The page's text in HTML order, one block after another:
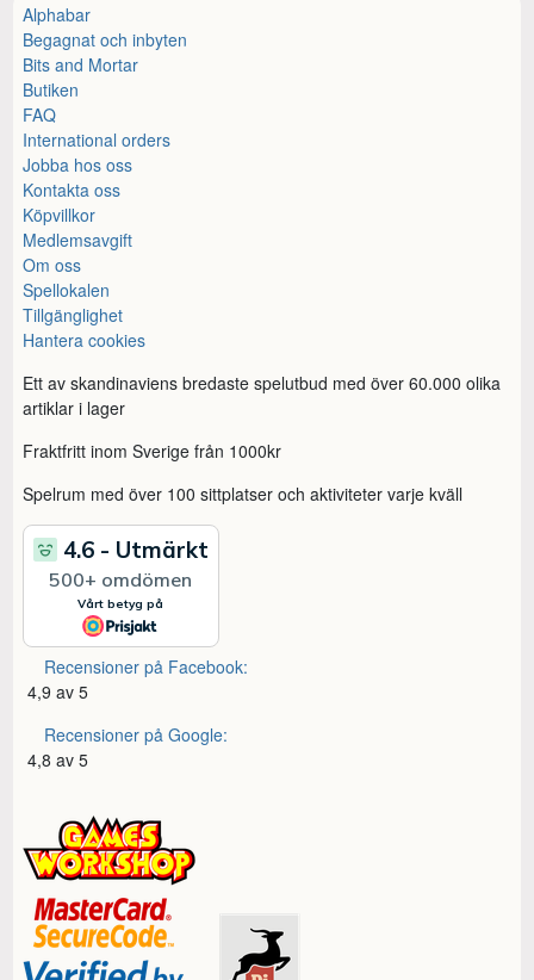
Alphabar
Begagnat och inbyten
Bits and Mortar
Butiken
FAQ
International orders
Jobba hos oss
Kontakta oss
Köpvillkor
Medlemsavgift
Om oss
Spellokalen
Tillgänglighet
Hantera cookies
Ett av skandinaviens bredaste spelutbud med över 60.000 olika
artiklar i lager
Fraktfritt inom Sverige från 1000kr
Spelrum med över 100 sittplatser och aktiviteter varje kväll
Recensioner på Facebook:
4,9 av 5
Recensioner på Google:
4,8 av 5